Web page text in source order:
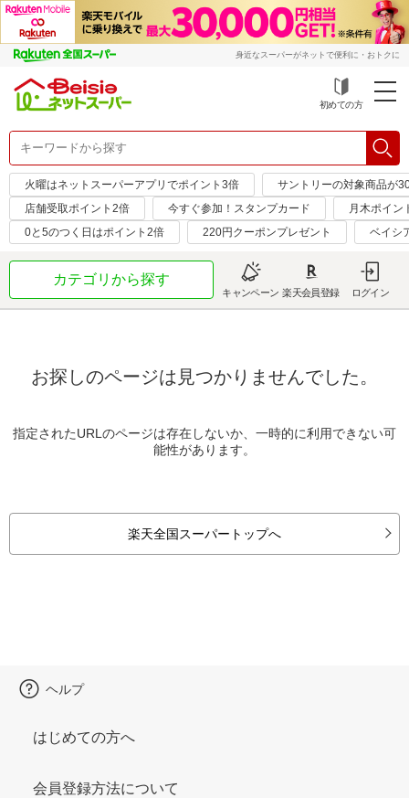
身近なスーパーがネットで便利に・おトクに
初めての方
火曜はネットスーパーアプリでポイント3倍
サントリーの対象商品が
店舗受取ポイント2倍
今すぐ参加！スタンプカード
月木ポイン
0と5のつく日はポイント2倍
220円クーポンプレゼント ベイシ
カテゴリから探す
キャンペーン 楽天会員登録 ログイン
お探しのページは見つかりませんでした。
指定されたURLのページは存在しないか、一時的に利用できない可
能性があります。
楽天全国スーパートップへ
ヘルプ
はじめての方へ
会員登録方法について